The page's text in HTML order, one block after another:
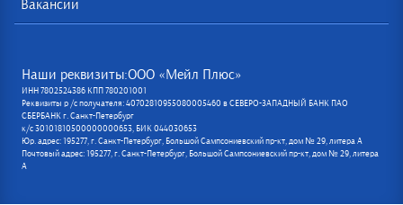
Вакансии
Наши реквизиты:ООО «Мейл Плюс»
ИНН 7802524386 КПП 780201001
Реквизиты р /с получателя: 40702810955080005460 в СЕВЕРО-ЗАПАДНЫЙ БАНК ПАО
СБЕРБАНК г. Санкт-Петербург
к/с 30101810500000000653, БИК 044030653
Юр. адрес: 195277, г. Санкт-Петербург, Большой Сампсониевский пр-кт, дом № 29, литера А
Почтовый адрес: 195277, г. Санкт-Петербург, Большой Сампсониевский пр-кт, дом № 29, литера
А